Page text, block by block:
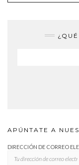
APÚNTATE A
DIRECCIÓN DE CORREO